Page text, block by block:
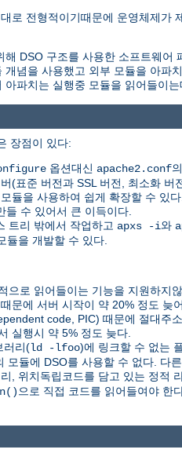
로 전형적이기때문에 운영체제
DSO 구조를 사용한 소프트웨
념을 사용했고 외부 모듈을 아
파치는 실행중 모듈을 읽어들이
장점이 있다:
옵션대신 apache2.conf의
(표준 버전과 SSL 버전, 최소화 버
듈을 사용하여 쉽게 확장할 수 있
들 수 있어서 큰 이득이다.
트리 밖에서 작업하고 apxs -i와
듈을 개발할 수 있다.
으로 읽어들이는 기능을 지원하지
문에 서버 시작이 약 20% 정도 늦
code, PIC) 때문에 절대주
실행시 약 5% 정도 늦다.
러리(ld -lfoo)에 링크할 수 없는
모듈에 DSO를 사용할 수 없다. 다
, 위치독립코드를 담고 있는 정적
으로 직접 코드를 읽어들여야 한